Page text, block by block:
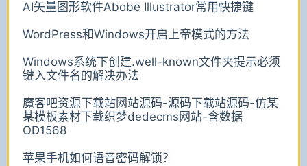
AI矢量图形软件Abobe Illustrator常用快捷键
WordPress和Windows开启上帝模式的方法
Windows系统下创建.well-known文件夹提示必须
键入文件名的解决办法
魔客吧资源下载站网站源码-源码下载站源码-仿某
某模板素材下载织梦dedecms网站-含数据
OD1568
苹果手机如何语音密码解锁？